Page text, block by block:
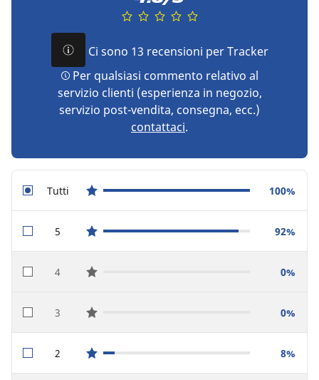
Ci sono 13 recensioni per Tracker
Per qualsiasi commento relativo al
servizio clienti (esperienza in negozio,
servizio post-vendita, consegna, ecc.)
contattaci.
Tuttistar reviews 100%
5star reviews 92%
4star reviews 0%
3star reviews 0%
2star reviews 8%